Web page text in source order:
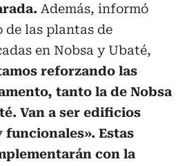
Además, informó
de las plantas de
en Nobsa y Ubaté,
reforzando las
tanto la de Nobsa
Van a ser edificios
funcionales». Estas
con la